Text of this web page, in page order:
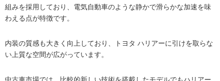
組みを採用しており、電気自動車のような静かで滑らかな加速を味
わえる点が特徴です。
内装の質感も大きく向上しており、トヨタ ハリアーに引けを取らな
い上質な空間が広がっています。
中古車市場では、比較的新しい技術を搭載したモデルでもハリアー